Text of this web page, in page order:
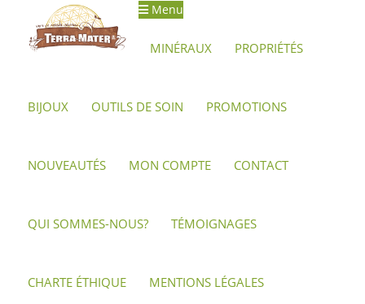
Aller
Aller
au
Menu
MINÉRAUX PROPRIÉTÉS
BIJOUX OUTILS DE SOIN PROMOTIONS
NOUVEAUTÉS MON COMPTE CONTACT
QUI SOMMES-NOUS? TÉMOIGNAGES
CHARTE ÉTHIQUE MENTIONS LÉGALES
Accueil Minéraux, pierres et cristaux Bois Fossile